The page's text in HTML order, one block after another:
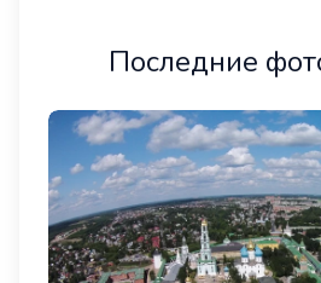
Последние